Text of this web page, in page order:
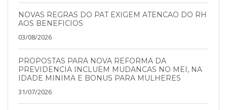
NOVAS REGRAS DO PAT EXIGEM ATENCAO DO RH
AOS BENEFICIOS
03/08/2026
PROPOSTAS PARA NOVA REFORMA DA
PREVIDENCIA INCLUEM MUDANCAS NO MEI, NA
IDADE MINIMA E BONUS PARA MULHERES
31/07/2026